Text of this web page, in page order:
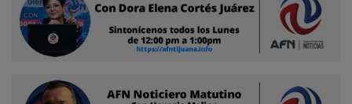
Ventas
Contacto